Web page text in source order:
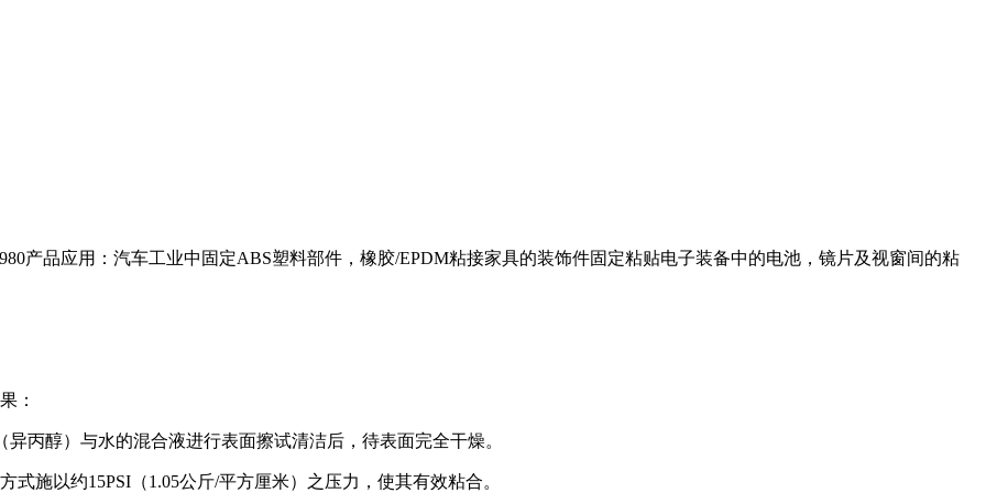
产品应用：汽车工业中固定ABS塑料部件，橡胶/EPDM粘接家具的装饰件固定粘贴电子装备中的电池，镜片及视窗间的粘
：
丙醇）与水的混合液进行表面擦试清洁后，待表面完全干燥。
施以约15PSI（1.05公斤/平方厘米）之压力，使其有效粘合。